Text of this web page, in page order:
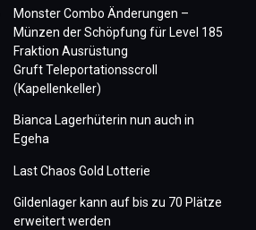
Monster Combo Änderungen –
Münzen der Schöpfung für Level 185
Fraktion Ausrüstung
Gruft Teleportationsscroll
(Kapellenkeller)
Bianca Lagerhüterin nun auch in
Egeha
Last Chaos Gold Lotterie
Gildenlager kann auf bis zu 70 Plätze
erweitert werden